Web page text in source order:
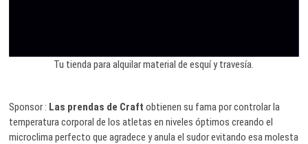
Tu tienda para alquilar material de esquí y travesía.
Sponsor : Las prendas de Craft obtienen su fama por controlar la
temperatura corporal de los atletas en niveles óptimos creando el
microclima perfecto que agradece y anula el sudor evitando esa molesta